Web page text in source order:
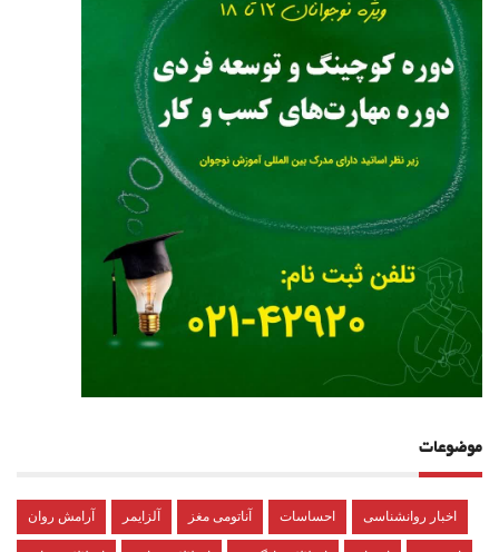
موضوعات
آرامش روان آلزایمر آناتومی مغز احساسات اخبار روانشناسی